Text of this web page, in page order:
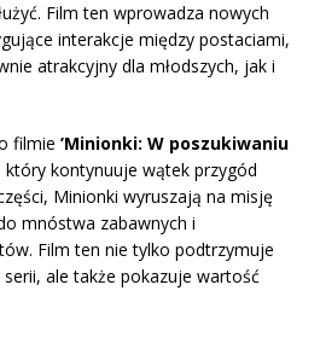
Film ten wprowadza nowych
interakcje między postaciami,
atrakcyjny dla młodszych, jak i
filmie ’Minionki: W poszukiwaniu
który kontynuuje wątek przygód
Minionki wyruszają na misję
mnóstwa zabawnych i
Film ten nie tylko podtrzymuje
ale także pokazuje wartość